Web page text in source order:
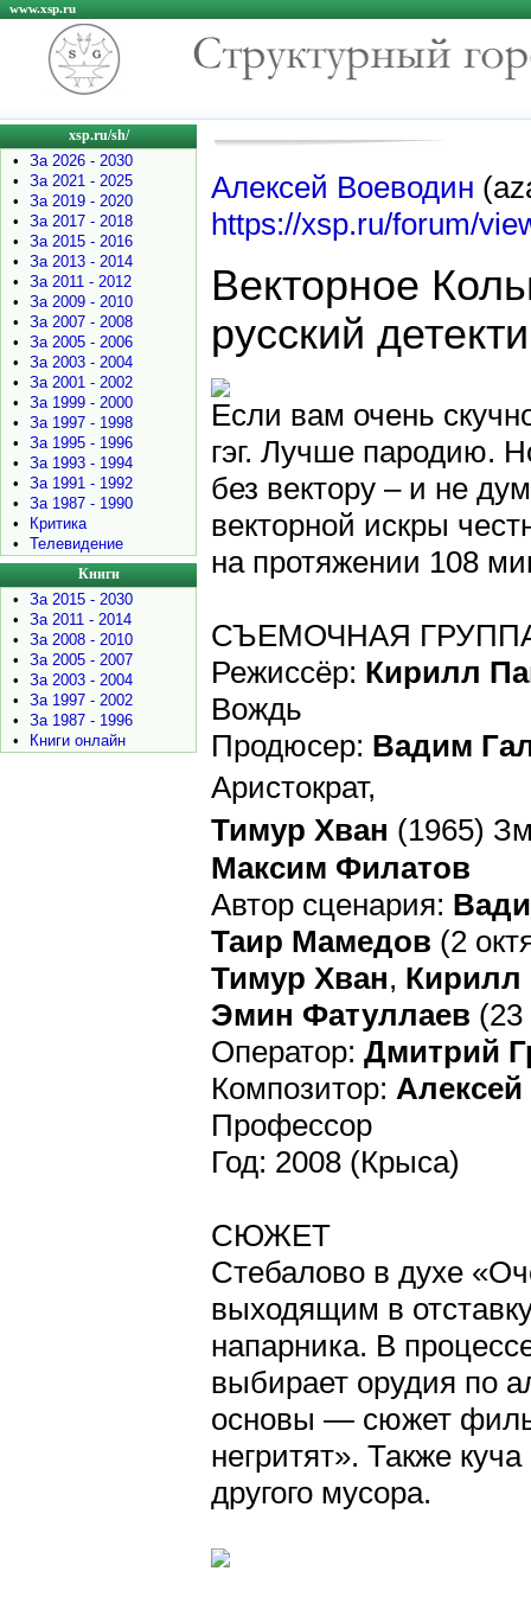
www.xsp.ru
xsp.ru/sh/
•
За 2026 - 2030
•
За 2021 - 2025
•
За 2019 - 2020
•
За 2017 - 2018
•
За 2015 - 2016
•
За 2013 - 2014
•
За 2011 - 2012
•
За 2009 - 2010
•
За 2007 - 2008
•
За 2005 - 2006
•
За 2003 - 2004
•
За 2001 - 2002
•
За 1999 - 2000
•
За 1997 - 1998
•
За 1995 - 1996
•
За 1993 - 1994
•
За 1991 - 1992
•
За 1987 - 1990
•
Критика
•
Телевидение
Книги
•
За 2015 - 2030
•
За 2011 - 2014
•
За 2008 - 2010
•
За 2005 - 2007
•
За 2003 - 2004
•
За 1997 - 2002
•
За 1987 - 1996
•
Книги онлайн
Алексей Воеводин
https://xsp.ru/forum/
Векторное
русский
Если вам очень
гэг. Лучше пародию.
без вектору – и не
векторной искры
на протяжении 108
СЪЕМОЧНАЯ
Режиссёр: Кирилл
Вождь
Продюсер: Вадим
Аристократ,
Тимур Хван (1965)
Максим Филатов
Автор сценария:
Таир Мамедов (2
Тимур Хван, Кирилл
Эмин Фатуллаев
Оператор: Дмитрий
Композитор: Алексей
Профессор
Год: 2008 (Крыса)
СЮЖЕТ
Стебалово в духе
выходящим в
напарника. В
выбирает орудия по
основы — сюжет
негритят». Также
другого мусора.